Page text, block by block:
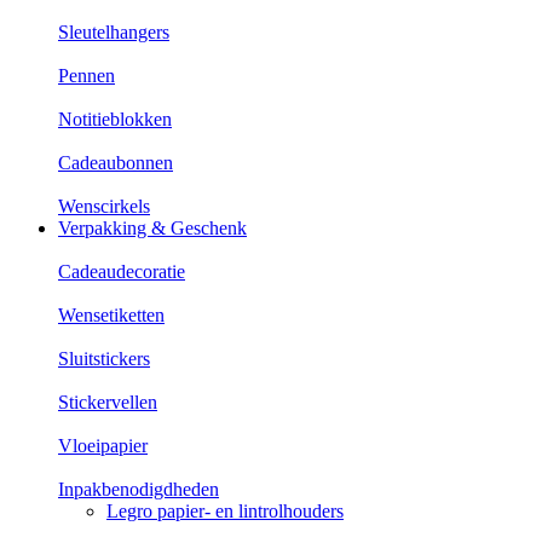
Sleutelhangers
Pennen
Notitieblokken
Cadeaubonnen
Wenscirkels
Verpakking & Geschenk
Cadeaudecoratie
Wensetiketten
Sluitstickers
Stickervellen
Vloeipapier
Inpakbenodigdheden
Legro papier- en lintrolhouders